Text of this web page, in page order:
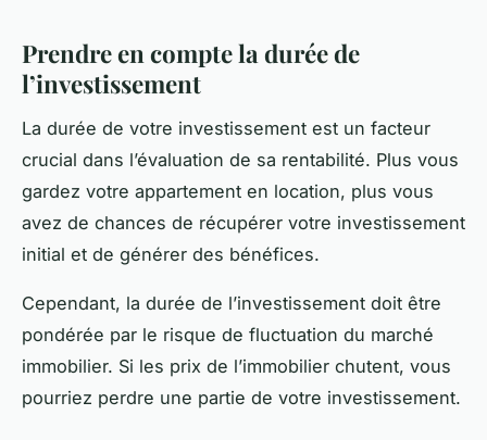
Prendre en compte la durée de
l’investissement
La durée de votre investissement est un facteur
crucial dans l’évaluation de sa rentabilité. Plus vous
gardez votre appartement en location, plus vous
avez de chances de récupérer votre investissement
initial et de générer des bénéfices.
Cependant, la durée de l’investissement doit être
pondérée par le risque de fluctuation du marché
immobilier. Si les prix de l’immobilier chutent, vous
pourriez perdre une partie de votre investissement.